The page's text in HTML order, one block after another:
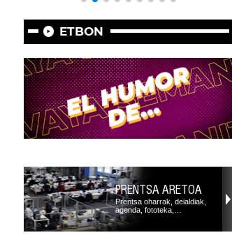
ETBON
PRENTSA ARETOA
Prentsa oharrak, deialdiak,
agenda, fototeka,…